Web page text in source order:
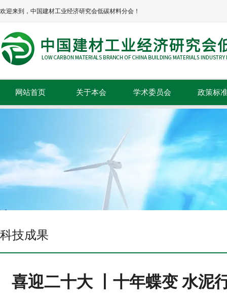
欢迎来到，中国建材工业经济研究会低碳材料分会！
网站首页 关于本会
协会领导
学术委员会 政策标
标准规范
科技成果
喜迎二十大 丨十年蝶变 水泥